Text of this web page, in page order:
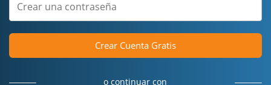
Crear Cuenta Gratis
o continuar con